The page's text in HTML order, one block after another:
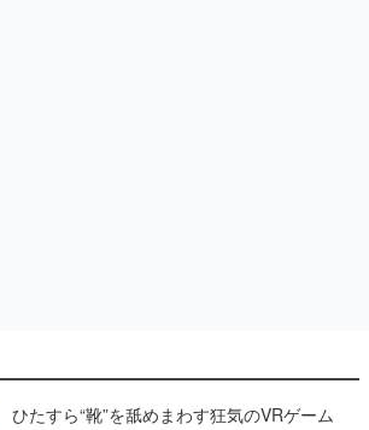
ひたすら“靴”を舐めまわす狂気のVRゲーム